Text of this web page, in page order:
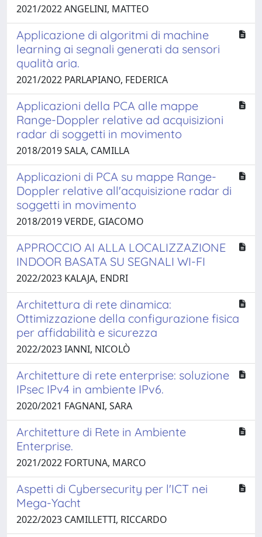
2021/2022 ANGELINI, MATTEO
Applicazione di algoritmi di machine
learning ai segnali generati da sensori
qualità aria.
2021/2022 PARLAPIANO, FEDERICA
Applicazioni della PCA alle mappe
Range-Doppler relative ad acquisizioni
radar di soggetti in movimento
2018/2019 SALA, CAMILLA
Applicazioni di PCA su mappe Range-
Doppler relative all'acquisizione radar di
soggetti in movimento
2018/2019 VERDE, GIACOMO
APPROCCIO AI ALLA LOCALIZZAZIONE
INDOOR BASATA SU SEGNALI WI-FI
2022/2023 KALAJA, ENDRI
Architettura di rete dinamica:
Ottimizzazione della configurazione fisica
per affidabilità e sicurezza
2022/2023 IANNI, NICOLÒ
Architetture di rete enterprise: soluzione
IPsec IPv4 in ambiente IPv6.
2020/2021 FAGNANI, SARA
Architetture di Rete in Ambiente
Enterprise.
2021/2022 FORTUNA, MARCO
Aspetti di Cybersecurity per l'ICT nei
Mega-Yacht
2022/2023 CAMILLETTI, RICCARDO